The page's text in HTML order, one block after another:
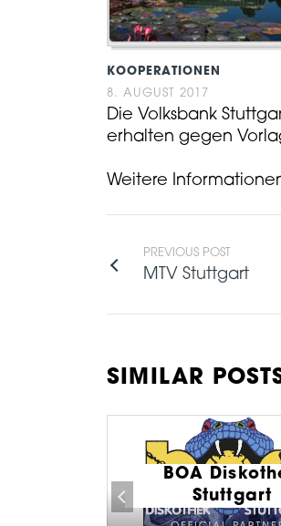
KOOPERATIONEN
8. AUGUST 2017
Die Volksbank
erhalten gegen
Weitere
PREVIOUS POST
MTV Stuttgart
SIMILAR
BOA
Stuttgart